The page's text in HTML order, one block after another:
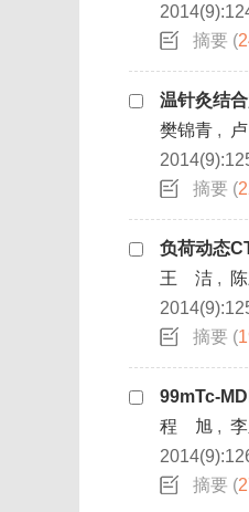
摘要 (
温针灸结
樊锦青 ,
摘要 (
负荷动态
王 洁 ,
摘要 (
99mTc-
程 旭 ,
摘要 (